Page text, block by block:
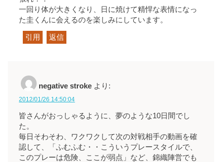
一回り体が大きくなり、日に焼けて精悍な表情になっ
た圭くんに会えるのを楽しみにしています。
引用 返信
negative stroke より:
2012/01/26 14:50:04
皆さんがおっしゃるように、夢のような10日間でし
た。
毎日そわそわ、ワクワクして次の対戦相手の動画を確
認して、「ふむふむ・・こういうプレースタイルで、
このプレーは危険、ここが弱点」など、錦織陣営でも